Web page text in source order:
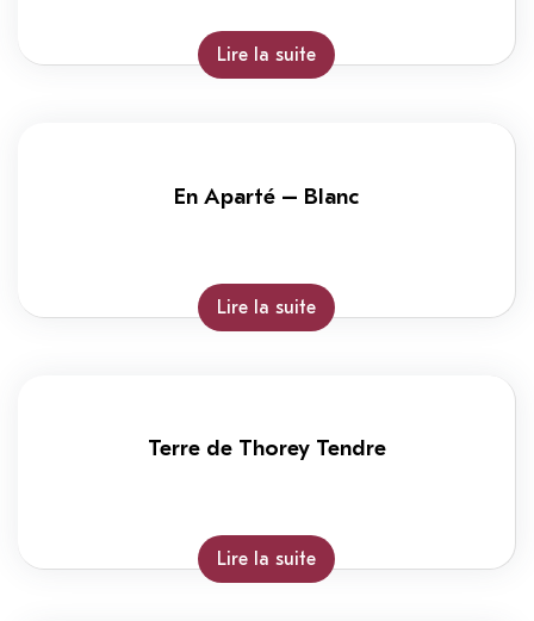
Lire la suite
En Aparté – Blanc
Lire la suite
Terre de Thorey Tendre
Lire la suite